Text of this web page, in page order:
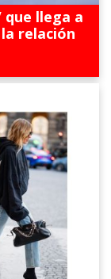
que llega a
relación